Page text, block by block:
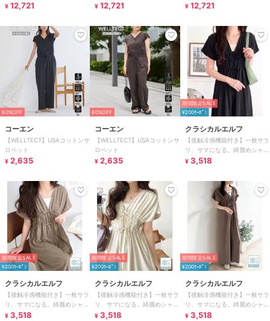
¥ 12,721
¥ 12,721
¥ 12,721
60%OFF
コーエン
【WELLTECT】USAコットンサ
ロペット
¥ 2,635
60%OFF
コーエン
【WELLTECT】USAコットンサ
ロペット
¥ 2,635
期間限定SALE
¥200ｸｰﾎﾟﾝ
クラシカルエルフ
【接触冷感機能付き】一枚サラ
リ、サマになる。綺麗めシャー
リングリボンオールインワン
¥ 3,518
期間限定SALE
¥200ｸｰﾎﾟﾝ
クラシカルエルフ
【接触冷感機能付き】一枚サラ
リ、サマになる。綺麗めシャー
リングリボンオールインワン
¥ 3,518
期間限定SALE
¥200ｸｰﾎﾟﾝ
クラシカルエルフ
【接触冷感機能付き】一枚サラ
リ、サマになる。綺麗めシャー
リングリボンオールインワン
¥ 3,518
期間限定SALE
¥200ｸｰﾎﾟﾝ
クラシカルエルフ
【接触冷感機能付き】一枚サラ
リ、サマになる。綺麗めシャー
リングリボンオールインワン
¥ 3,518